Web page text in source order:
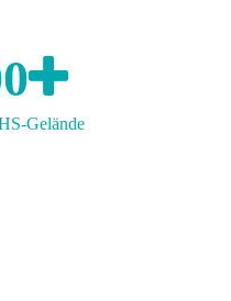
Gelände